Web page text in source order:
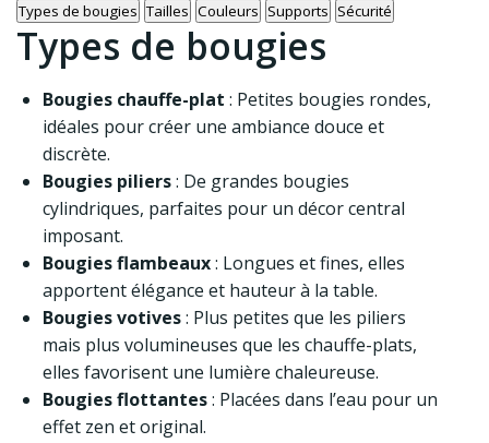
Types de bougies Tailles Couleurs Supports Sécurité
Types de bougies
Bougies chauffe-plat : Petites bougies rondes,
idéales pour créer une ambiance douce et
discrète.
Bougies piliers: De grandes bougies
cylindriques, parfaites pour un décor central
imposant.
Bougies flambeaux: Longues et fines, elles
apportent élégance et hauteur à la table.
Bougies votives: Plus petites que les piliers
mais plus volumineuses que les chauffe-plats,
elles favorisent une lumière chaleureuse.
Bougies flottantes: Placées dans l’eau pour un
effet zen et original.